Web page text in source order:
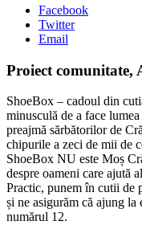
Facebook
Twitter
Email
Proiect comunitate,
ShoeBox – cadoul din
minusculă de a face
preajmă sărbătorilor de
chipurile a zeci de mii de
ShoeBox NU este Moș
despre oameni care ajută
Practic, punem în cutii de
și ne asigurăm că ajung la
numărul 12.